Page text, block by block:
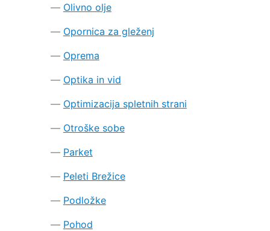
Olivno olje
Opornica za gleženj
Oprema
Optika in vid
Optimizacija spletnih strani
Otroške sobe
Parket
Peleti Brežice
Podložke
Pohod